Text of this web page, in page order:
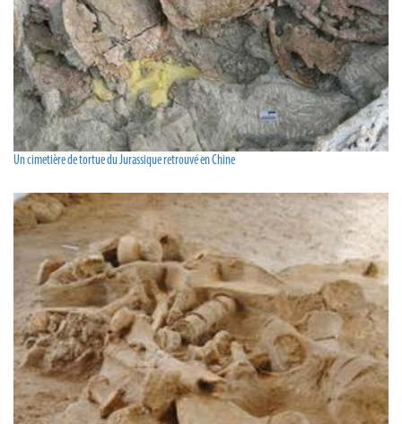
Un cimetière de tortue du Jurassique retrouvé en Chine